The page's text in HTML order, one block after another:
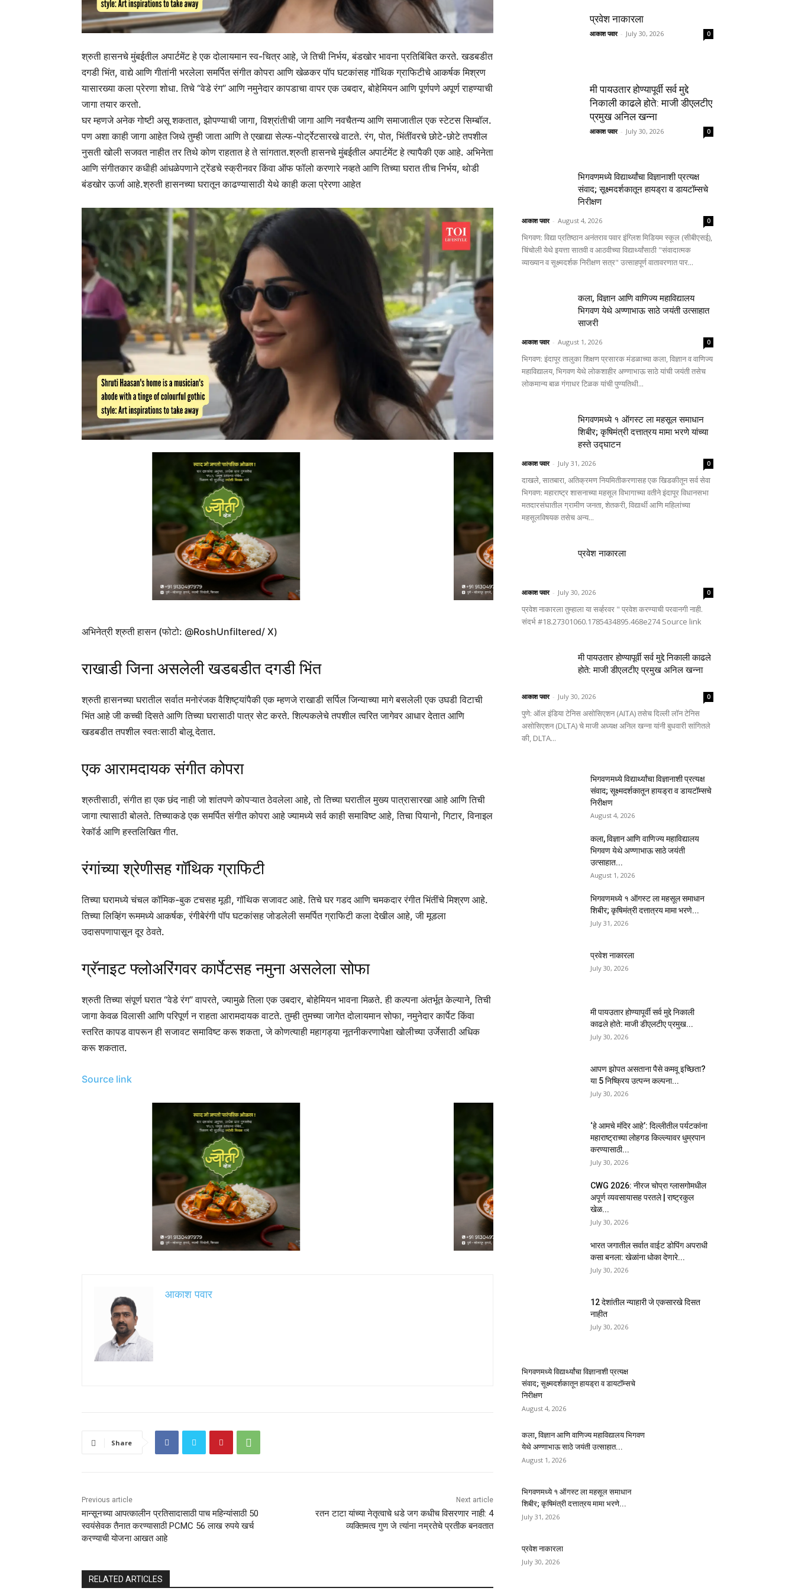
श्रुती हासनचे मुंबईतील अपार्टमेंट हे एक दोलायमान स्व-चित्र आहे, जे तिची निर्भय, बंडखोर भावना प्रतिबिंबित करते. खडबडीत
दगडी भिंत, वाद्ये आणि गीतांनी भरलेला समर्पित संगीत कोपरा आणि खेळकर पॉप घटकांसह गॉथिक ग्राफिटीचे आकर्षक मिश्रण
यासारख्या कला प्रेरणा शोधा. तिचे “वेडे रंग” आणि नमुनेदार कापडाचा वापर एक उबदार, बोहेमियन आणि पूर्णपणे अपूर्ण राहण्याची
जागा तयार करतो.
घर म्हणजे अनेक गोष्टी असू शकतात, झोपण्याची जागा, विश्रांतीची जागा आणि नवचैतन्य आणि समाजातील एक स्टेटस सिम्बॉल.
पण अशा काही जागा आहेत जिथे तुम्ही जाता आणि ते एखाद्या सेल्फ-पोर्ट्रेटसारखे वाटते. रंग, पोत, भिंतींवरचे छोटे-छोटे तपशील
नुसती खोली सजवत नाहीत तर तिथे कोण राहतात हे ते सांगतात.श्रुती हासनचे मुंबईतील अपार्टमेंट हे त्यापैकी एक आहे. अभिनेता
आणि संगीतकार कधीही आंधळेपणाने ट्रेंडचे स्क्रीनवर किंवा ऑफ फॉलो करणारे नव्हते आणि तिच्या घरात तीच निर्भय, थोडी
बंडखोर ऊर्जा आहे.श्रुती हासनच्या घरातून काढण्यासाठी येथे काही कला प्रेरणा आहेत
अभिनेत्री श्रुती हासन (फोटो: @RoshUnfiltered/ X)
राखाडी जिना असलेली खडबडीत दगडी भिंत
श्रुती हासनच्या घरातील सर्वात मनोरंजक वैशिष्ट्यांपैकी एक म्हणजे राखाडी सर्पिल जिन्याच्या मागे बसलेली एक उघडी विटाची
भिंत आहे जी कच्ची दिसते आणि तिच्या घरासाठी पात्र सेट करते.शिल्पकलेचे तपशील त्वरित जागेवर आधार देतात आणि
खडबडीत तपशील स्वतःसाठी बोलू देतात.
एक आरामदायक संगीत कोपरा
श्रुतीसाठी, संगीत हा एक छंद नाही जो शांतपणे कोपऱ्यात ठेवलेला आहे, तो तिच्या घरातील मुख्य पात्रासारखा आहे आणि तिची
जागा त्यासाठी बोलते. तिच्याकडे एक समर्पित संगीत कोपरा आहे ज्यामध्ये सर्व काही समाविष्ट आहे, तिचा पियानो, गिटार, विनाइल
रेकॉर्ड आणि हस्तलिखित गीत.
रंगांच्या श्रेणीसह गॉथिक ग्राफिटी
तिच्या घरामध्ये चंचल कॉमिक-बुक टचसह मूडी, गॉथिक सजावट आहे. तिचे घर गडद आणि चमकदार रंगीत भिंतींचे मिश्रण आहे.
तिच्या लिव्हिंग रूममध्ये आकर्षक, रंगीबेरंगी पॉप घटकांसह जोडलेली समर्पित ग्राफिटी कला देखील आहे, जी मूडला
उदासपणापासून दूर ठेवते.
ग्रॅनाइट फ्लोअरिंगवर कार्पेटसह नमुना असलेला सोफा
श्रुती तिच्या संपूर्ण घरात “वेडे रंग” वापरते, ज्यामुळे तिला एक उबदार, बोहेमियन भावना मिळते. ही कल्पना अंतर्भूत केल्याने, तिची
जागा केवळ विलासी आणि परिपूर्ण न राहता आरामदायक वाटते. तुम्ही तुमच्या जागेत दोलायमान सोफा, नमुनेदार कार्पेट किंवा
स्तरित कापड वापरून ही सजावट समाविष्ट करू शकता, जे कोणत्याही महागड्या नूतनीकरणापेक्षा खोलीच्या उर्जेसाठी अधिक
करू शकतात.
Source link
आकाश पवार
Share
Previous article
मान्सूनच्या आपत्कालीन प्रतिसादासाठी पाच महिन्यांसाठी 50
स्वयंसेवक तैनात करण्यासाठी PCMC 56 लाख रुपये खर्च
करण्याची योजना आखत आहे
Next article
रतन टाटा यांच्या नेतृत्वाचे धडे जग कधीच विसरणार नाही: 4
व्यक्तिमत्व गुण जे त्यांना नम्रतेचे प्रतीक बनवतात
RELATED ARTICLES
प्रवेश नाकारला
आकाश पवार - July 30, 2026 0
मी पायउतार होण्यापूर्वी सर्व मुद्दे
निकाली काढले होते: माजी डीएलटीए
प्रमुख अनिल खन्ना
आकाश पवार - July 30, 2026 0
भिगवणमध्ये विद्यार्थ्यांचा विज्ञानाशी प्रत्यक्ष
संवाद; सूक्ष्मदर्शकातून हायड्रा व डायटॉम्सचे
निरीक्षण
आकाश पवार - August 4, 2026 0
भिगवण: विद्या प्रतिष्ठान अनंतराव पवार इंग्लिश मिडियम स्कूल (सीबीएसई),
चिंचोली येथे इयत्ता सातवी व आठवीच्या विद्यार्थ्यांसाठी "संवादात्मक
व्याख्यान व सूक्ष्मदर्शक निरीक्षण सत्र" उत्साहपूर्ण वातावरणात पार...
कला, विज्ञान आणि वाणिज्य महाविद्यालय
भिगवण येथे अण्णाभाऊ साठे जयंती उत्साहात
साजरी
आकाश पवार - August 1, 2026 0
भिगवण: इंदापूर तालुका शिक्षण प्रसारक मंडळाच्या कला, विज्ञान व वाणिज्य
महाविद्यालय, भिगवण येथे लोकशाहीर अण्णाभाऊ साठे यांची जयंती तसेच
लोकमान्य बाळ गंगाधर टिळक यांची पुण्यतिथी...
भिगवणमध्ये १ ऑगस्ट ला महसूल समाधान
शिबीर; कृषिमंत्री दत्तात्रय मामा भरणे यांच्या
हस्ते उद्घाटन
आकाश पवार - July 31, 2026 0
दाखले, सातबारा, अतिक्रमण नियमितीकरणासह एक खिडकीतून सर्व सेवा
भिगवण: महाराष्ट्र शासनाच्या महसूल विभागाच्या वतीने इंदापूर विधानसभा
मतदारसंघातील ग्रामीण जनता, शेतकरी, विद्यार्थी आणि महिलांच्या
महसूलविषयक तसेच अन्य...
प्रवेश नाकारला
आकाश पवार - July 30, 2026 0
प्रवेश नाकारला तुम्हाला या सर्व्हरवर " प्रवेश करण्याची परवानगी नाही.
संदर्भ #18.27301060.1785434895.468e274 Source link
मी पायउतार होण्यापूर्वी सर्व मुद्दे निकाली काढले
होते: माजी डीएलटीए प्रमुख अनिल खन्ना
आकाश पवार - July 30, 2026 0
पुणे: ऑल इंडिया टेनिस असोसिएशन (AITA) तसेच दिल्ली लॉन टेनिस
असोसिएशन (DLTA) चे माजी अध्यक्ष अनिल खन्ना यांनी बुधवारी सांगितले
की, DLTA...
भिगवणमध्ये विद्यार्थ्यांचा विज्ञानाशी प्रत्यक्ष
संवाद; सूक्ष्मदर्शकातून हायड्रा व डायटॉम्सचे
निरीक्षण
August 4, 2026
कला, विज्ञान आणि वाणिज्य महाविद्यालय
भिगवण येथे अण्णाभाऊ साठे जयंती
उत्साहात...
August 1, 2026
भिगवणमध्ये १ ऑगस्ट ला महसूल समाधान
शिबीर; कृषिमंत्री दत्तात्रय मामा भरणे...
July 31, 2026
प्रवेश नाकारला
July 30, 2026
मी पायउतार होण्यापूर्वी सर्व मुद्दे निकाली
काढले होते: माजी डीएलटीए प्रमुख...
July 30, 2026
आपण झोपत असताना पैसे कमवू इच्छिता?
या 5 निष्क्रिय उत्पन्न कल्पना...
July 30, 2026
‘हे आमचे मंदिर आहे’: दिल्लीतील पर्यटकांना
महाराष्ट्राच्या लोहगड किल्ल्यावर धुम्रपान
करण्यासाठी...
July 30, 2026
CWG 2026: नीरज चोप्रा ग्लासगोमधील
अपूर्ण व्यवसायासह परतले | राष्ट्रकुल
खेळ...
July 30, 2026
भारत जगातील सर्वात वाईट डोपिंग अपराधी
कसा बनला: खेळांना धोका देणारे...
July 30, 2026
12 देशांतील न्याहारी जे एकसारखे दिसत
नाहीत
July 30, 2026
भिगवणमध्ये विद्यार्थ्यांचा विज्ञानाशी प्रत्यक्ष
संवाद; सूक्ष्मदर्शकातून हायड्रा व डायटॉम्सचे
निरीक्षण
August 4, 2026
कला, विज्ञान आणि वाणिज्य महाविद्यालय भिगवण
येथे अण्णाभाऊ साठे जयंती उत्साहात...
August 1, 2026
भिगवणमध्ये १ ऑगस्ट ला महसूल समाधान
शिबीर; कृषिमंत्री दत्तात्रय मामा भरणे...
July 31, 2026
प्रवेश नाकारला
July 30, 2026